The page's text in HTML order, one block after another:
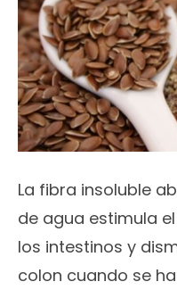
La fibra insoluble
de agua estimula
los intestinos y
colon cuando se